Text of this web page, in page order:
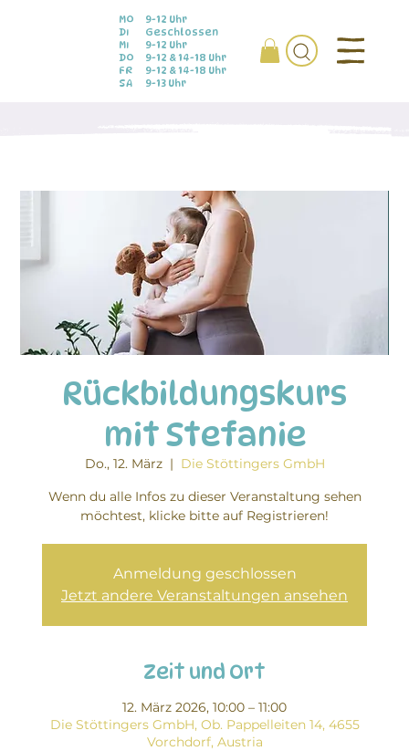
MO
DI
MI
DO
FR
SA
9-12 Uhr
Geschlossen
9-12 Uhr
9-12 & 14-18 Uhr
9-12 & 14-18 Uhr
9-13 Uhr
Rückbildungskurs
mit Stefanie
Do., 12. März
  |
Die Stöttingers GmbH
Wenn du alle Infos zu dieser Veranstaltung sehen
möchtest, klicke bitte auf Registrieren!
Anmeldung geschlossen
Jetzt andere Veranstaltungen ansehen
Zeit und Ort
12. März 2026, 10:00 – 11:00
Die Stöttingers GmbH, Ob. Pappelleiten 14, 4655
Vorchdorf, Austria